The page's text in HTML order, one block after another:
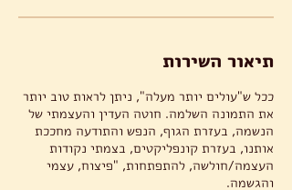
תיאור השירות
ככל ש"עולים יותר מעלה", ניתן לראות טוב יותר
את התמונה השלמה. חוטה העדין והעצמתי של
הנשמה, בעזרת הגוף, הנפש והתודעה מחככת
אותנו, בעזרת קונפליקטים, בצמתי נקודות
העצמה/חולשה, להתפתחות, "פיצוח, עצמי